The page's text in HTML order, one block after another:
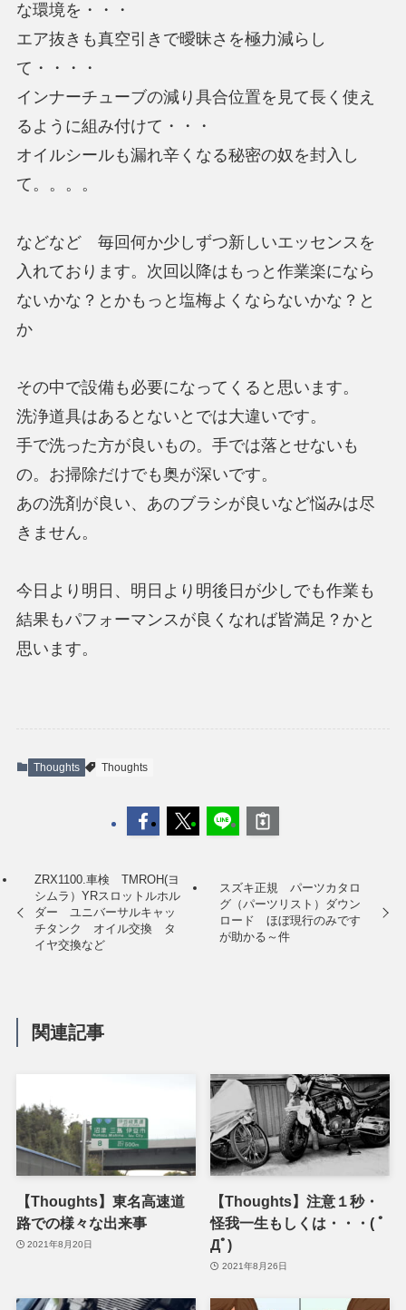
な環境を・・・
エア抜きも真空引きで曖昧さを極力減らし
て・・・・
インナーチューブの減り具合位置を見て長く使え
るように組み付けて・・・
オイルシールも漏れ辛くなる秘密の奴を封入し
て。。。。
などなど 毎回何か少しずつ新しいエッセンスを
入れております。次回以降はもっと作業楽になら
ないかな？とかもっと塩梅よくならないかな？と
か
その中で設備も必要になってくると思います。
洗浄道具はあるとないとでは大違いです。
手で洗った方が良いもの。手では落とせないも
の。お掃除だけでも奥が深いです。
あの洗剤が良い、あのブラシが良いなど悩みは尽
きません。
今日より明日、明日より明後日が少しでも作業も
結果もパフォーマンスが良くなれば皆満足？かと
思います。
Thoughts Thoughts
ZRX1100.車検 TMROH(ヨ
シムラ）YRスロットルホル
ダー ユニバーサルキャッ
チタンク オイル交換 タ
イヤ交換など
スズキ正規 パーツカタロ
グ（パーツリスト）ダウン
ロード ほぼ現行のみです
が助かる～件
関連記事
【Thoughts】東名高速道
路での様々な出来事
2021年8月20日
【Thoughts】注意１秒・
怪我一生もしくは・・・( ﾟ
Дﾟ)
2021年8月26日